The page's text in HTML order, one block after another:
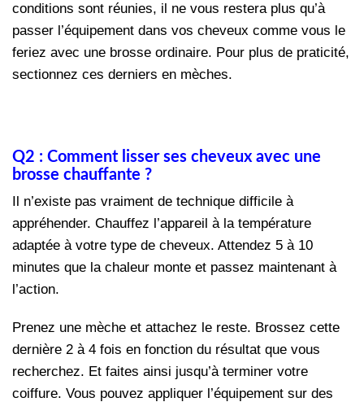
conditions sont réunies, il ne vous restera plus qu’à
passer l’équipement dans vos cheveux comme vous le
feriez avec une brosse ordinaire. Pour plus de praticité,
sectionnez ces derniers en mèches.
Q2 : Comment lisser ses cheveux avec une
brosse chauffante ?
Il n’existe pas vraiment de technique difficile à
appréhender. Chauffez l’appareil à la température
adaptée à votre type de cheveux. Attendez 5 à 10
minutes que la chaleur monte et passez maintenant à
l’action.
Prenez une mèche et attachez le reste. Brossez cette
dernière 2 à 4 fois en fonction du résultat que vous
recherchez. Et faites ainsi jusqu’à terminer votre
coiffure. Vous pouvez appliquer l’équipement sur des